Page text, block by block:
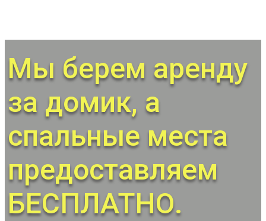
Мы берем аренду
за домик, а
спальные места
предоставляем
БЕСПЛАТНО.